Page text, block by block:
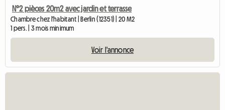
N°2 pièces 20m2 avec jardin et terrasse
Chambre chez l'habitant | Berlin (12351) | 20 M2
1 pers. | 3 mois minimum
Voir l'annonce